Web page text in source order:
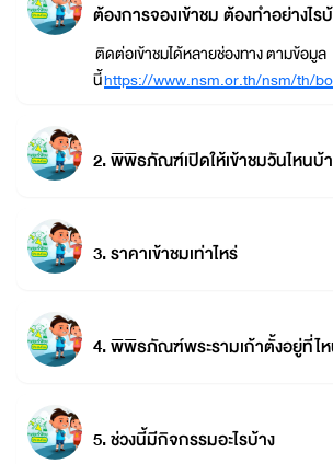
ต้องการจองเข้าชม ต้องทำอย่างไร
ติดต่อเข้าชมได้หลายช่องทาง ตามข้อมูล
นี้https://www.nsm.or.th/nsm/th/
2. พิพิธภัณฑ์เปิดให้เข้าชมวันไหนบ้
3. ราคาเข้าชมเท่าไหร่
4. พิพิธภัณฑ์พระรามเก้าตั้งอยู่ที่ไ
5. ช่วงนี้มีกิจกรรมอะไรบ้าง